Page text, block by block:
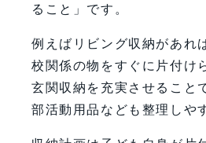
ること」です。
例えばリビング収納があれ
校関係の物をすぐに片付け
玄関収納を充実させること
部活動用品なども整理しや